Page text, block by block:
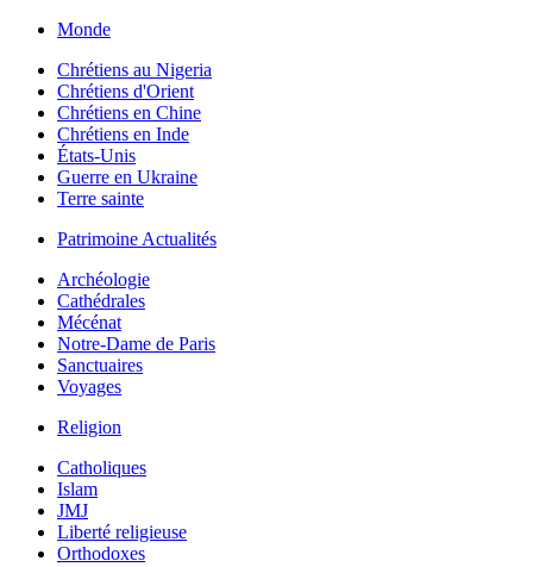
Monde
Chrétiens au Nigeria
Chrétiens d'Orient
Chrétiens en Chine
Chrétiens en Inde
États-Unis
Guerre en Ukraine
Terre sainte
Patrimoine Actualités
Archéologie
Cathédrales
Mécénat
Notre-Dame de Paris
Sanctuaires
Voyages
Religion
Catholiques
Islam
JMJ
Liberté religieuse
Orthodoxes